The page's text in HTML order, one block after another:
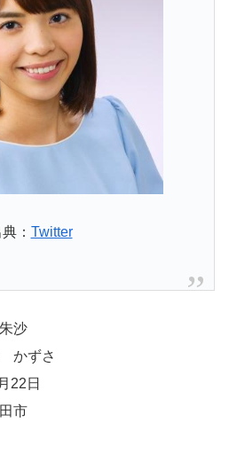
： Twitter
沙
ずさ
22日
市